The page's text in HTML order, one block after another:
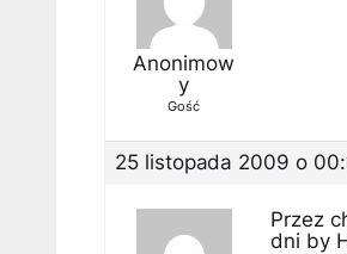
Anonimow
y
Gość
25 listopada 2009 o
Przez
dni by